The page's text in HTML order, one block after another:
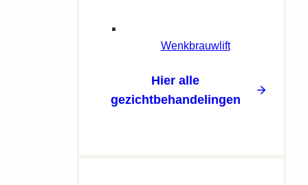
Wenkbrauwlift
Hier alle
gezichtbehandelingen